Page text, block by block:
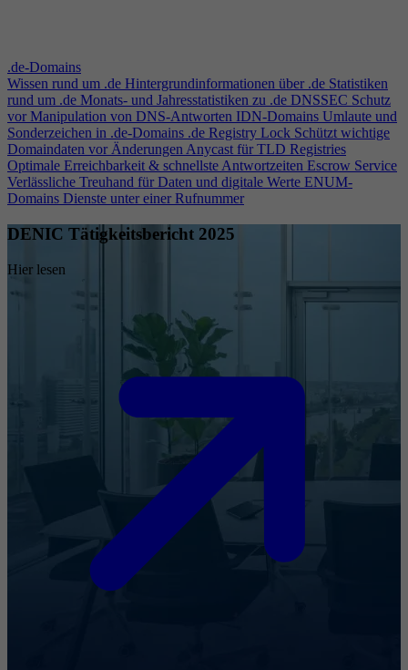
.de-Domains
Wissen rund um .de Hintergrundinformationen über .de Statistiken
rund um .de Monats- und Jahresstatistiken zu .de DNSSEC Schutz
vor Manipulation von DNS-Antworten IDN-Domains Umlaute und
Sonderzeichen in .de-Domains .de Registry Lock Schützt wichtige
Domaindaten vor ÄnderungenAnycast für TLD Registries
Optimale Erreichbarkeit & schnellste Antwortzeiten Escrow Service
Verlässliche Treuhand für Daten und digitale Werte ENUM-
Domains Dienste unter einer Rufnummer
DENIC Tätigkeitsbericht 2025
Hier lesen